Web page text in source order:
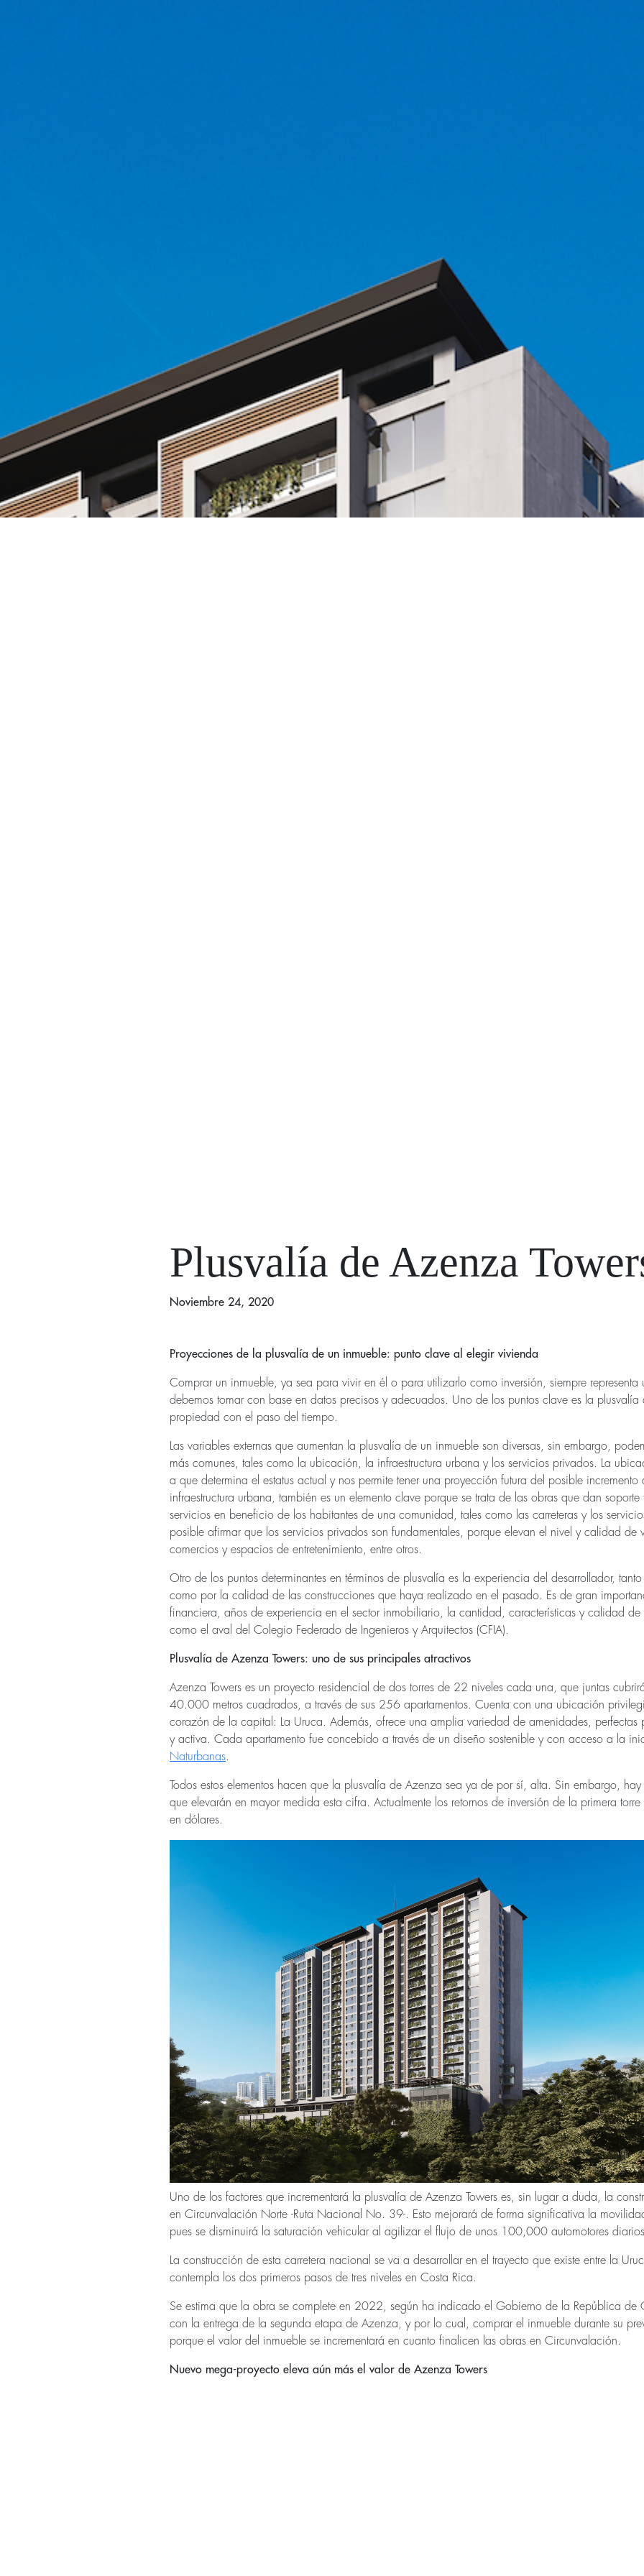
Plusvalía de Azenza
Noviembre 24, 2020
Proyecciones de la plusvalía de un inmueble: punto clave al elegir vivienda
Comprar un inmueble, ya sea para vivir en él o para utilizarlo como inversión, siempre representa
debemos tomar con base en datos precisos y adecuados. Uno de los puntos clave es la plusvalía
propiedad con el paso del tiempo.
Las variables externas que aumentan la plusvalía de un inmueble son diversas, sin embargo,
más comunes, tales como la ubicación, la infraestructura urbana y los servicios privados. La
a que determina el estatus actual y nos permite tener una proyección futura del posible
infraestructura urbana, también es un elemento clave porque se trata de las obras que dan
servicios en beneficio de los habitantes de una comunidad, tales como las carreteras y los
posible afirmar que los servicios privados son fundamentales, porque elevan el nivel y calidad
comercios y espacios de entretenimiento, entre otros.
Otro de los puntos determinantes en términos de plusvalía es la experiencia del desarrollador,
como por la calidad de las construcciones que haya realizado en el pasado. Es de gran
financiera, años de experiencia en el sector inmobiliario, la cantidad, características y calidad de
como el aval del Colegio Federado de Ingenieros y Arquitectos (CFIA).
Plusvalía de Azenza Towers: uno de sus principales atractivos
Azenza Towers es un proyecto residencial de dos torres de 22 niveles cada una, que juntas
40.000 metros cuadrados, a través de sus 256 apartamentos. Cuenta con una ubicación
corazón de la capital: La Uruca. Además, ofrece una amplia variedad de amenidades,
y activa. Cada apartamento fue concebido a través de un diseño sostenible y con acceso a la
Naturbanas.
Todos estos elementos hacen que la plusvalía de Azenza sea ya de por sí, alta. Sin embargo,
que elevarán en mayor medida esta cifra. Actualmente los retornos de inversión de la primera
en dólares.
Uno de los factores que incrementará la plusvalía de Azenza Towers es, sin lugar a duda, la
en Circunvalación Norte -Ruta Nacional No. 39-. Esto mejorará de forma significativa la
pues se disminuirá la saturación vehicular al agilizar el flujo de unos 100,000 automotores
La construcción de esta carretera nacional se va a desarrollar en el trayecto que existe entre la
contempla los dos primeros pasos de tres niveles en Costa Rica.
Se estima que la obra se complete en 2022, según ha indicado el Gobierno de la República de
con la entrega de la segunda etapa de Azenza, y por lo cual, comprar el inmueble durante su
porque el valor del inmueble se incrementará en cuanto finalicen las obras en Circunvalación.
Nuevo mega-proyecto eleva aún más el valor de Azenza Towers